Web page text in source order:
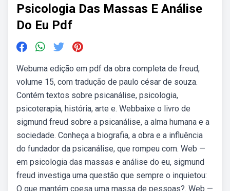
Psicologia Das Massas E Análise
Do Eu Pdf
Webuma edição em pdf da obra completa de freud,
volume 15, com tradução de paulo césar de souza.
Contém textos sobre psicanálise, psicologia,
psicoterapia, história, arte e. Webbaixe o livro de
sigmund freud sobre a psicanálise, a alma humana e a
sociedade. Conheça a biografia, a obra e a influência
do fundador da psicanálise, que rompeu com. Web —
em psicologia das massas e análise do eu, sigmund
freud investiga uma questão que sempre o inquietou:
O que mantém coesa uma massa de pessoas?. Web —